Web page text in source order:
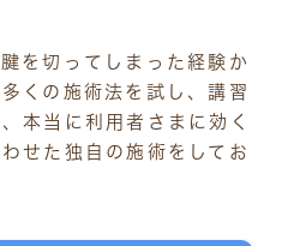
を切ってしまった経験か
くの施術法を試し、講習
本当に利用者さまに効く
せた独自の施術をしてお